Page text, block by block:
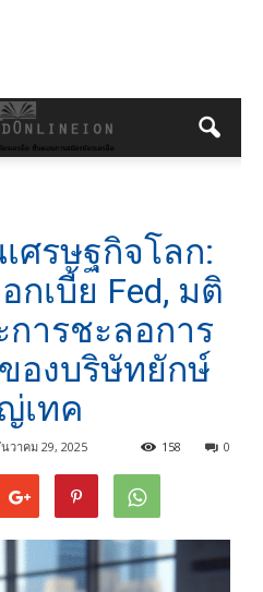
ศรษฐกิจโลก:
กเบี้ย Fed, มติ
การชะลอการ
องบริษัทยักษ์
เทค
วาคม 29, 2025 0
158